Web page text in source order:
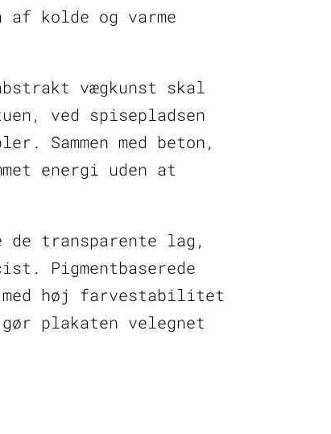
kolde og varme
vægkunst skal
ved spisepladsen
Sammen med beton,
energi uden at
transparente lag,
Pigmentbaserede
med høj farvestabilitet
plakaten velegnet